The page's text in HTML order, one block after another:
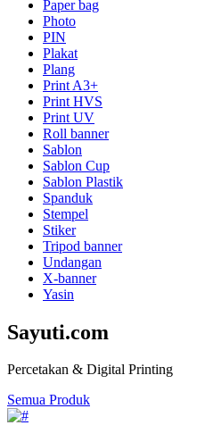
Paper bag
Photo
PIN
Plakat
Plang
Print A3+
Print HVS
Print UV
Roll banner
Sablon
Sablon Cup
Sablon Plastik
Spanduk
Stempel
Stiker
Tripod banner
Undangan
X-banner
Yasin
Sayuti.com
Percetakan & Digital Printing
Semua Produk